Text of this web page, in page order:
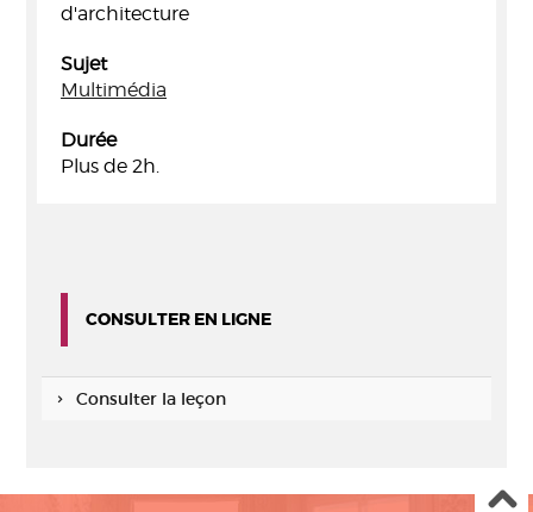
d'architecture
Sujet
Multimédia
Durée
Plus de 2h.
CONSULTER EN LIGNE
Consulter la leçon